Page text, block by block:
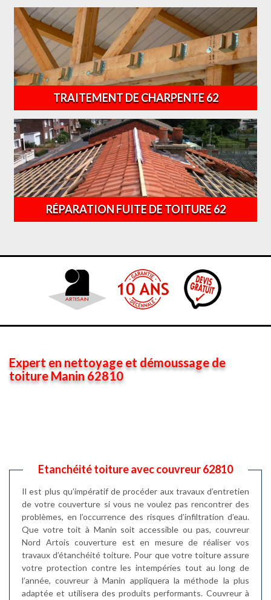
TRAITEMENT DE CHARPENTE 62
RÉPARATION FUITE DE TOITURE 62
Expert en nettoyage et démoussage de
toiture Manin 62810
Etanchéité toiture avec couvreur 62810
Il est plus qu’impératif de procéder aux travaux d’entretien
de votre couverture si vous ne voulez pas rencontrer des
problèmes, en l’occurrence des risques d’infiltration d’eau.
Que votre toit à Manin soit accessible ou pas, couvreur
Nord Artois couverture est en mesure de réaliser vos
travaux d’étanchéité toiture. Pour que votre toiture assure
votre protection contre les intempéries tout au long de
l’année, couvreur à Manin appliquera la méthode la plus
adaptée et utilisera des produits performants. Couvreur à